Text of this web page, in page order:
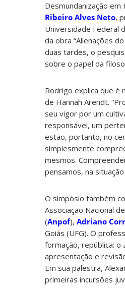
Desmundanização
Ribeiro Alves Neto,
Universidade Federal
da obra “Alienações
duas tardes, o
sobre o papel da
Rodrigo explica que é
de Hannah Arendt.
seu vigor por um
responsável, um
estão, portanto, no
simplesmente
mesmos.
pensamos, na
O simpósio também
Associação Nacional
(Anpof), Adriano
Goiás (UFG). O
formação, república: o
apresentação e
Em sua palestra,
primeiras incursões